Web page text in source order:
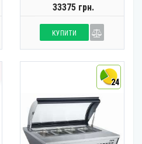
33375 грн.
КУПИТИ
24